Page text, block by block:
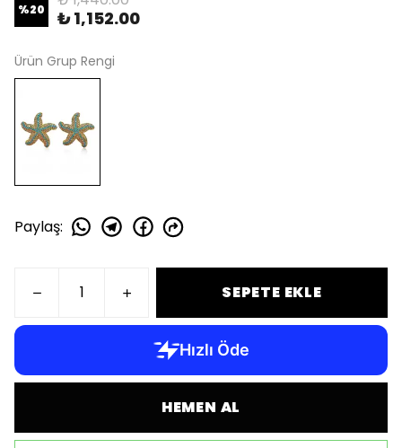
%20 ₺ 1,152.00
Ürün Grup Rengi
Paylaş:
SEPETE EKLE
HEMEN AL